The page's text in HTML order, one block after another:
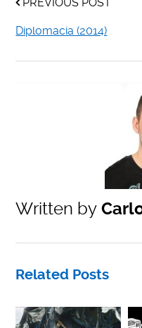
Diplomacia (2014)
Written by
Related Posts